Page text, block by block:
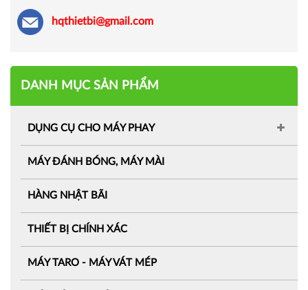
hqthietbi@gmail.com
DANH MỤC SẢN PHẨM
DỤNG CỤ CHO MÁY PHAY
MÁY ĐÁNH BÓNG, MÁY MÀI
HÀNG NHẬT BÃI
THIẾT BỊ CHÍNH XÁC
MÁY TARO - MÁY VÁT MÉP